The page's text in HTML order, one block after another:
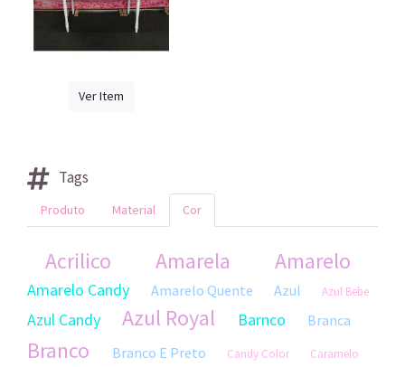
Ver Item
Tags
Produto Material Cor
Acrilico Amarela Amarelo
Amarelo Candy Amarelo Quente Azul Azul Bebe
Azul Candy Azul Royal Barnco Branca
Branco Branco E Preto Candy Color Caramelo